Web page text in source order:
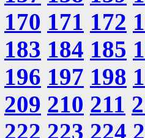
170 171 172
183 184 185
196 197 198
209 210 211
222 223 224